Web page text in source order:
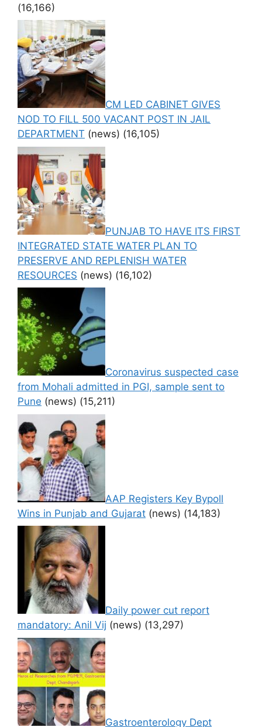
(16,166)
CM LED CABINET GIVES
NOD TO FILL 500 VACANT POST IN JAIL
DEPARTMENT (news) (16,105)
PUNJAB TO HAVE ITS FIRST
INTEGRATED STATE WATER PLAN TO
PRESERVE AND REPLENISH WATER
RESOURCES (news) (16,102)
Coronavirus suspected case
from Mohali admitted in PGI, sample sent to
Pune (news) (15,211)
AAP Registers Key Bypoll
Wins in Punjab and Gujarat (news) (14,183)
Daily power cut report
mandatory: Anil Vij (news) (13,297)
Gastroenterology Dept